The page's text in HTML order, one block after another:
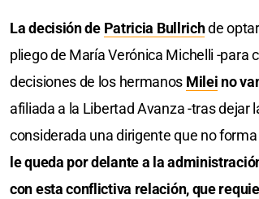
La decisión de Patricia Bullrichde
pliego de María Verónica Michelli -para
decisiones de los hermanos Milei no
afiliada a la Libertad Avanza -tras dejar
considerada una dirigente que no
le queda por delante a la
con esta conflictiva relación, que